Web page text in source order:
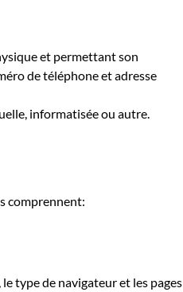
et permettant son
de téléphone et adresse
informatisée ou autre.
comprennent:
type de navigateur et les pages